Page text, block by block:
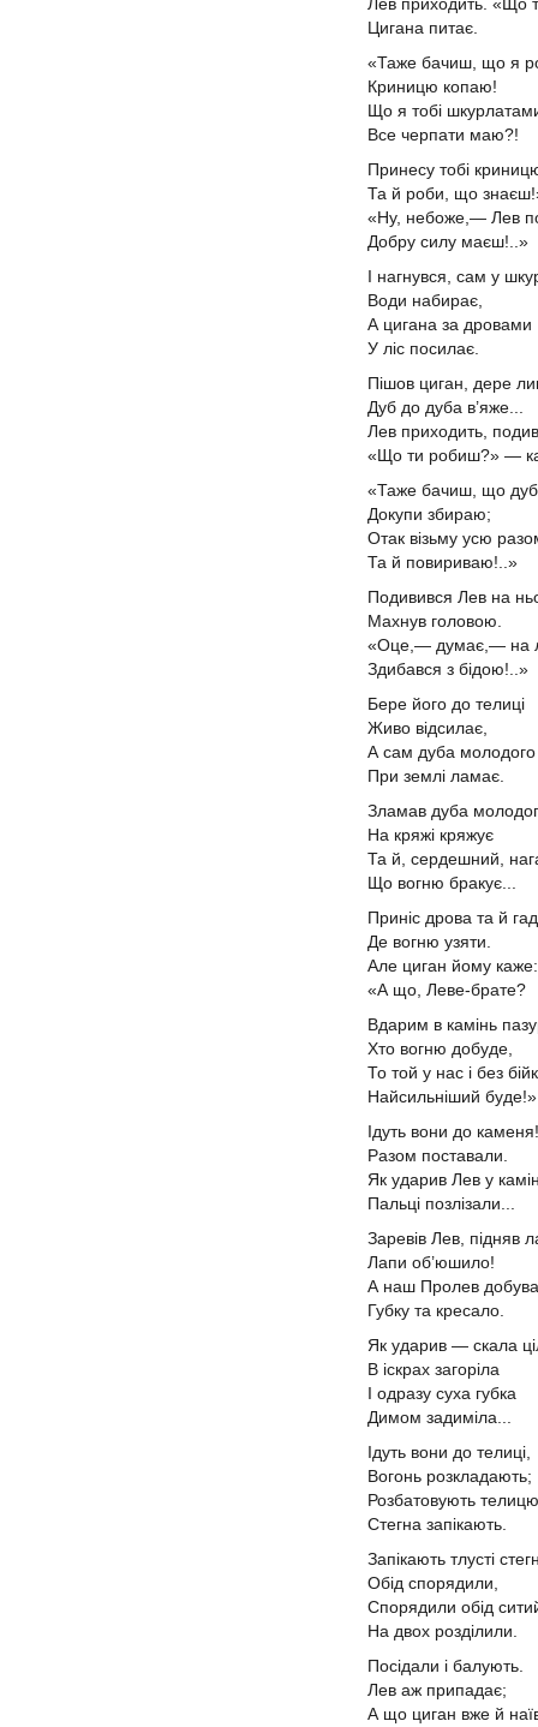
Лев приходить. «Що
Цигана питає.
«Таже бачиш, що я
Криницю копаю!
Що я тобі
Все черпати маю?!
Принесу тобі
Та й роби, що
«Ну, небоже,— Лев
Добру силу маєш!..»
І нагнувся, сам у
Води набирає,
А цигана за дровами
У ліс посилає.
Пішов циган, дере
Дуб до дуба в’яже...
Лев приходить,
«Що ти робиш?» —
«Таже бачиш, що
Докупи збираю;
Отак візьму усю
Та й повириваю!..»
Подивився Лев на
Махнув головою.
«Оце,— думає,— на
Здибався з бідою!..»
Бере його до телиці
Живо відсилає,
А сам дуба
При землі ламає.
Зламав дуба
На кряжі кряжує
Та й, сердешний,
Що вогню бракує...
Приніс дрова та й
Де вогню узяти.
Але циган йому каже:
«А що, Леве-брате?
Вдарим в камінь
Хто вогню добуде,
То той у нас і без
Найсильніший буде!»
Ідуть вони до
Разом поставали.
Як ударив Лев у
Пальці позлізали...
Заревів Лев, підняв
Лапи об’юшило!
А наш Пролев
Губку та кресало.
Як ударив — скала
В іскрах загоріла
І одразу суха губка
Димом задиміла...
Ідуть вони до телиці,
Вогонь розкладають;
Розбатовують
Стегна запікають.
Запікають тлусті
Обід спорядили,
Спорядили обід
На двох розділили.
Посідали і балують.
Лев аж припадає;
А що циган вже й